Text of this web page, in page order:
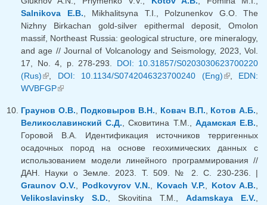
Salnikova E.B., Mikhalitsyna T.I., Polzunenkov G.O. The
Nizhny Birkachan gold-silver epithermal deposit, Omolon
massif, Northeast Russia: geological structure, ore mineralogy,
and age // Journal of Volcanology and Seismology, 2023, Vol.
17, No. 4, p. 278-293. DOI: 10.31857/S0203030623700220
(Rus)(внешняя ссылка)
, DOI: 10.1134/S0742046323700240 (Eng)(внешняя
, EDN:
WVBFGP(внешняя ссылка)
Граунов О.В., Подковыров В.Н., Ковач В.П., Котов А.Б.,
Великославинский С.Д., Сковитина Т.М., Адамская Е.В.,
Горовой В.А. Идентификация источников терригенных
осадочных пород на основе геохимических данных с
использованием модели линейного программирования //
ДАН. Науки о Земле. 2023. Т. 509. № 2. С. 230-236. |
Graunov O.V., Podkovyrov V.N., Kovach V.P., Kotov A.B.,
Velikoslavinsky S.D., Skovitina T.M., Adamskaya E.V.,